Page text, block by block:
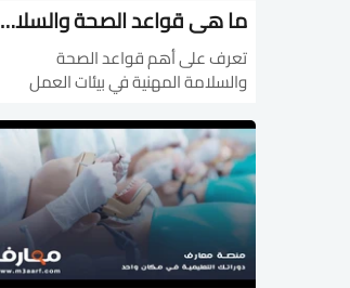
ما هي قواعد الصحة والسلامة المهنية؟ | مسارك نحو بيئة عمل آمنة
تعرف على أهم قواعد الصحة
والسلامة المهنية في بيئات العمل
السلامة، تقييم المخاطر، والوصول إلى
شهادة معتمدة.